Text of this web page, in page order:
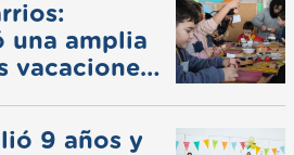
una amplia
vacaciones
9 años y